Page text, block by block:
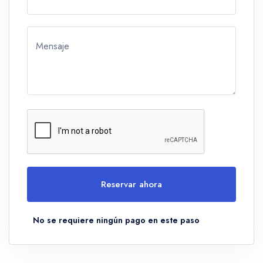
Mensaje
Reservar ahora
No se requiere ningún pago en este paso